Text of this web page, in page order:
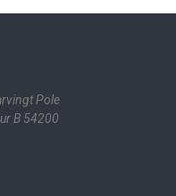
Pole
B 54200